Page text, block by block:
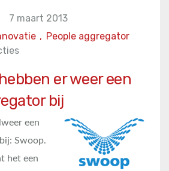
7 maart 2013
People aggregator
,
er weer een
bij
een
Swoop.
het een